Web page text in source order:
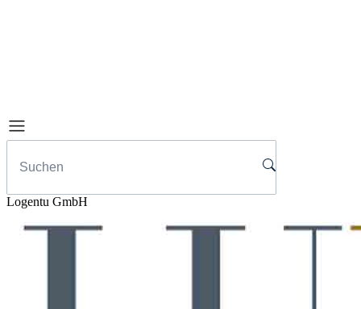
Logentu GmbH